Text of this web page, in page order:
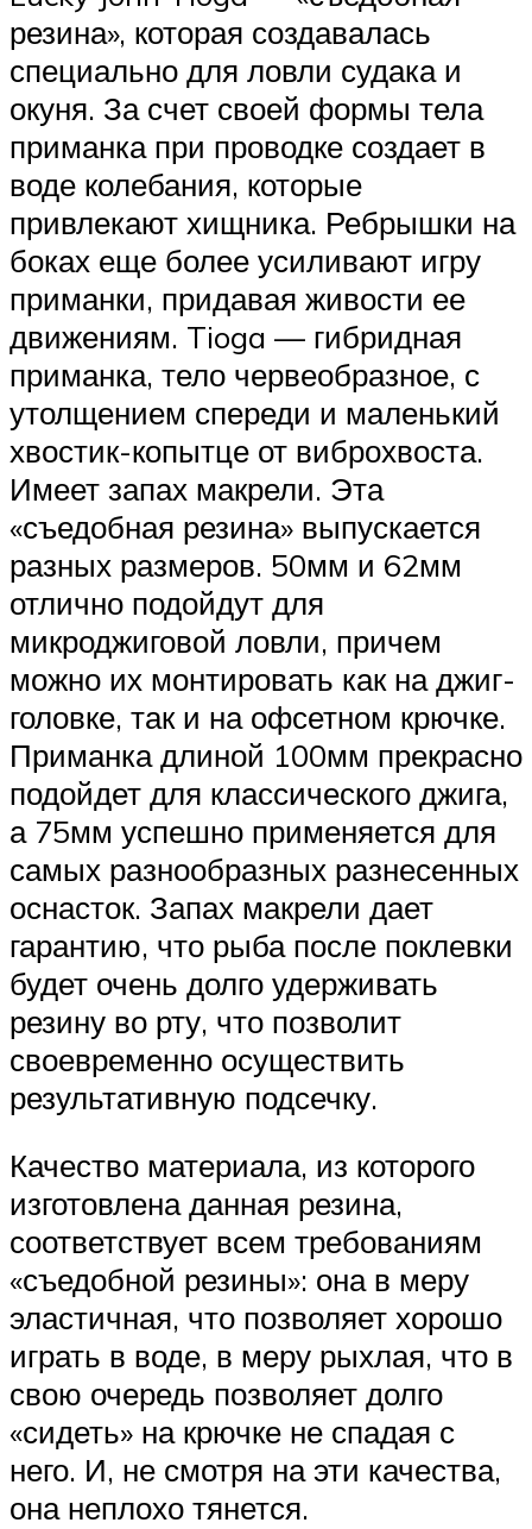
резина», которая создавалась
специально для ловли судака и
окуня. За счет своей формы тела
приманка при проводке создает в
воде колебания, которые
привлекают хищника. Ребрышки на
боках еще более усиливают игру
приманки, придавая живости ее
движениям. Tioga — гибридная
приманка, тело червеобразное, с
утолщением спереди и маленький
хвостик-копытце от виброхвоста.
Имеет запах макрели. Эта
«съедобная резина» выпускается
разных размеров. 50мм и 62мм
отлично подойдут для
микроджиговой ловли, причем
можно их монтировать как на джиг-
головке, так и на офсетном крючке.
Приманка длиной 100мм прекрасно
подойдет для классического джига,
а 75мм успешно применяется для
самых разнообразных разнесенных
оснасток. Запах макрели дает
гарантию, что рыба после поклевки
будет очень долго удерживать
резину во рту, что позволит
своевременно осуществить
результативную подсечку.
Качество материала, из которого
изготовлена данная резина,
соответствует всем требованиям
«съедобной резины»: она в меру
эластичная, что позволяет хорошо
играть в воде, в меру рыхлая, что в
свою очередь позволяет долго
«сидеть» на крючке не спадая с
него. И, не смотря на эти качества,
она неплохо тянется.